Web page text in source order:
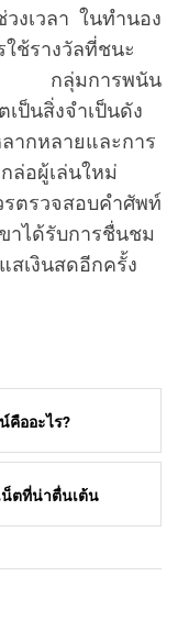
งเวลา ในทำนอง
ช้รางวัลที่ชนะ
ด กลุ่มการพนัน
ป็นสิ่งจำเป็นดัง
ากหลายและการ
ล่อผู้เล่นใหม่
ตรวจสอบคำศัพท์
าได้รับการชื่นชม
สเงินสดอีกครั้ง
คืออะไร?
น็ตที่น่าตื่นเต้น